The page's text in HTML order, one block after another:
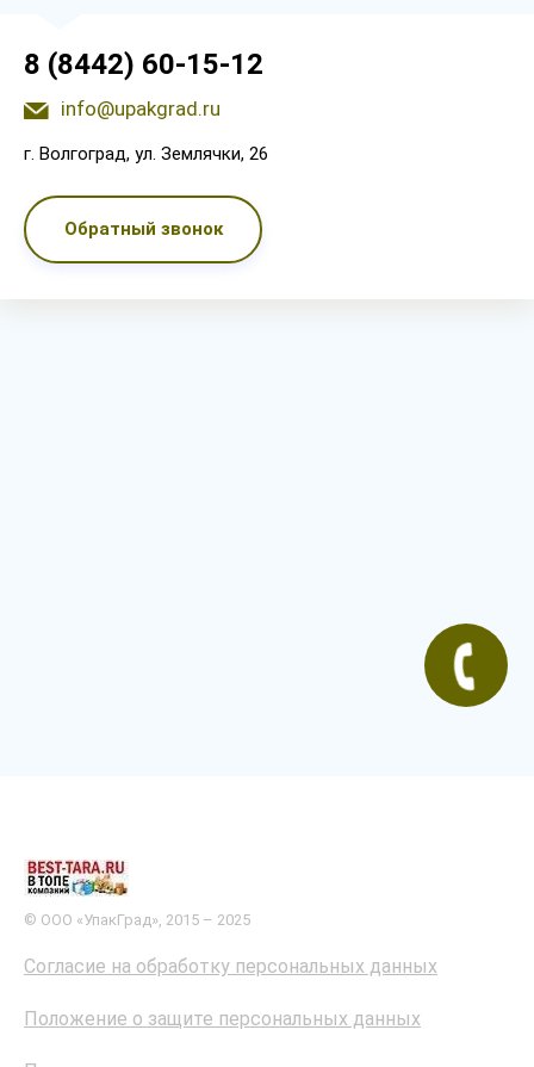
8 (8442) 60-15-12
info@upakgrad.ru
г. Волгоград, ул. Землячки, 26
Обратный звонок
© ООО «УпакГрад», 2015 – 2025
Согласие на обработку персональных данных
Положение о защите персональных данных